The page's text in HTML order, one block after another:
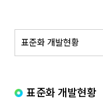
표준화 개발현황
표준화 개발현황